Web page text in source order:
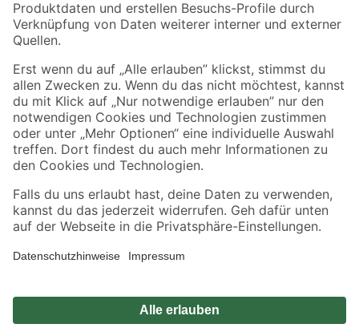
Sicher einkaufen
Jetzt die toom-App herunterladen
Alle Preisangaben in EUR inkl. gesetzl. MwSt.. Die dargestellten Angebote sind unter
Umständen nicht in allen Märkten verfügbar. Die angegebenen Verfügbarkeiten beziehen
Produkte nur solange der Vorrat reicht.
*Paketversand ab 59 € versandkostenfrei, gilt nicht für Artikel mit Speditionsversand, hier
Privatsphäre Impressum
Nutzungsbedingungen
Widerrufsrecht Vertrag widerrufen